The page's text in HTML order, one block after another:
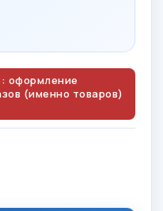
оформление
(именно товаров)